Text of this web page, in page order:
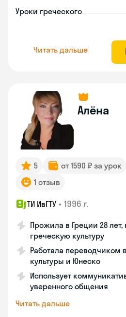
Уроки греческого
Читать дальше
Алёна
5 от 1590 ₽ за урок
1 отзыв
ТИ ИвГТУ • 1996 г.
Прожила в Греции 28 лет,
греческую культуру
Работала переводчиком
культуры и Юнеско
Использует
уверенного общения
Читать дальше